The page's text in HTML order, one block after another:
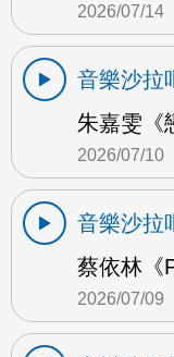
2026/07/14
音樂沙拉
朱嘉雯《
2026/07/10
音樂沙拉
蔡依林《
2026/07/09